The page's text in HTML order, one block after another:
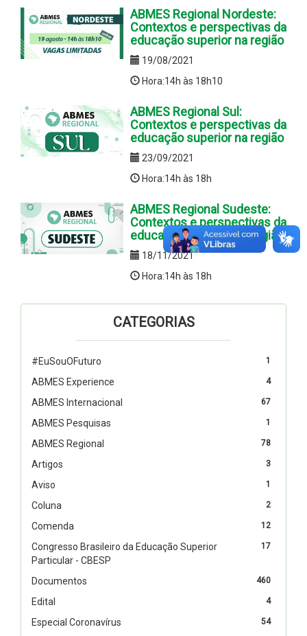
ABMES Regional Nordeste:
Contextos e perspectivas da
educação superior na região
19/08/2021
Hora:14h às 18h10
ABMES Regional Sul:
Contextos e perspectivas da
educação superior na região
23/09/2021
Hora:14h às 18h
ABMES Regional Sudeste:
Contextos e perspectivas da
educação superior na região
18/11/2021
Hora:14h às 18h
CATEGORIAS
1
#EuSouOFuturo
4
ABMES Experience
67
ABMES Internacional
1
ABMES Pesquisas
78
ABMES Regional
3
Artigos
1
Aviso
2
Coluna
12
Comenda
17
Congresso Brasileiro da Educação Superior
Particular - CBESP
460
Documentos
4
Edital
54
Especial Coronavírus